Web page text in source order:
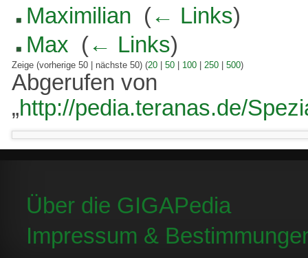
Maximilian (← Links)
Max (← Links)
Zeige (vorherige 50 | nächste 50) (20 50 100 250 500)
Abgerufen von
„http://pedia.teranas.de/
Über die GIGAPedia
Impressum &